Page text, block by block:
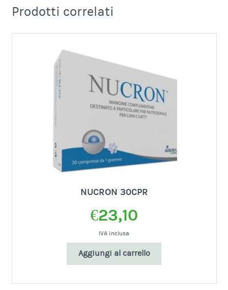
Prodotti correlati
NUCRON 30CPR
€23,10
IVA inclusa
Aggiungi al carrello